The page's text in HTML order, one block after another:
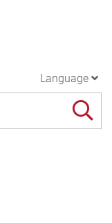
Language